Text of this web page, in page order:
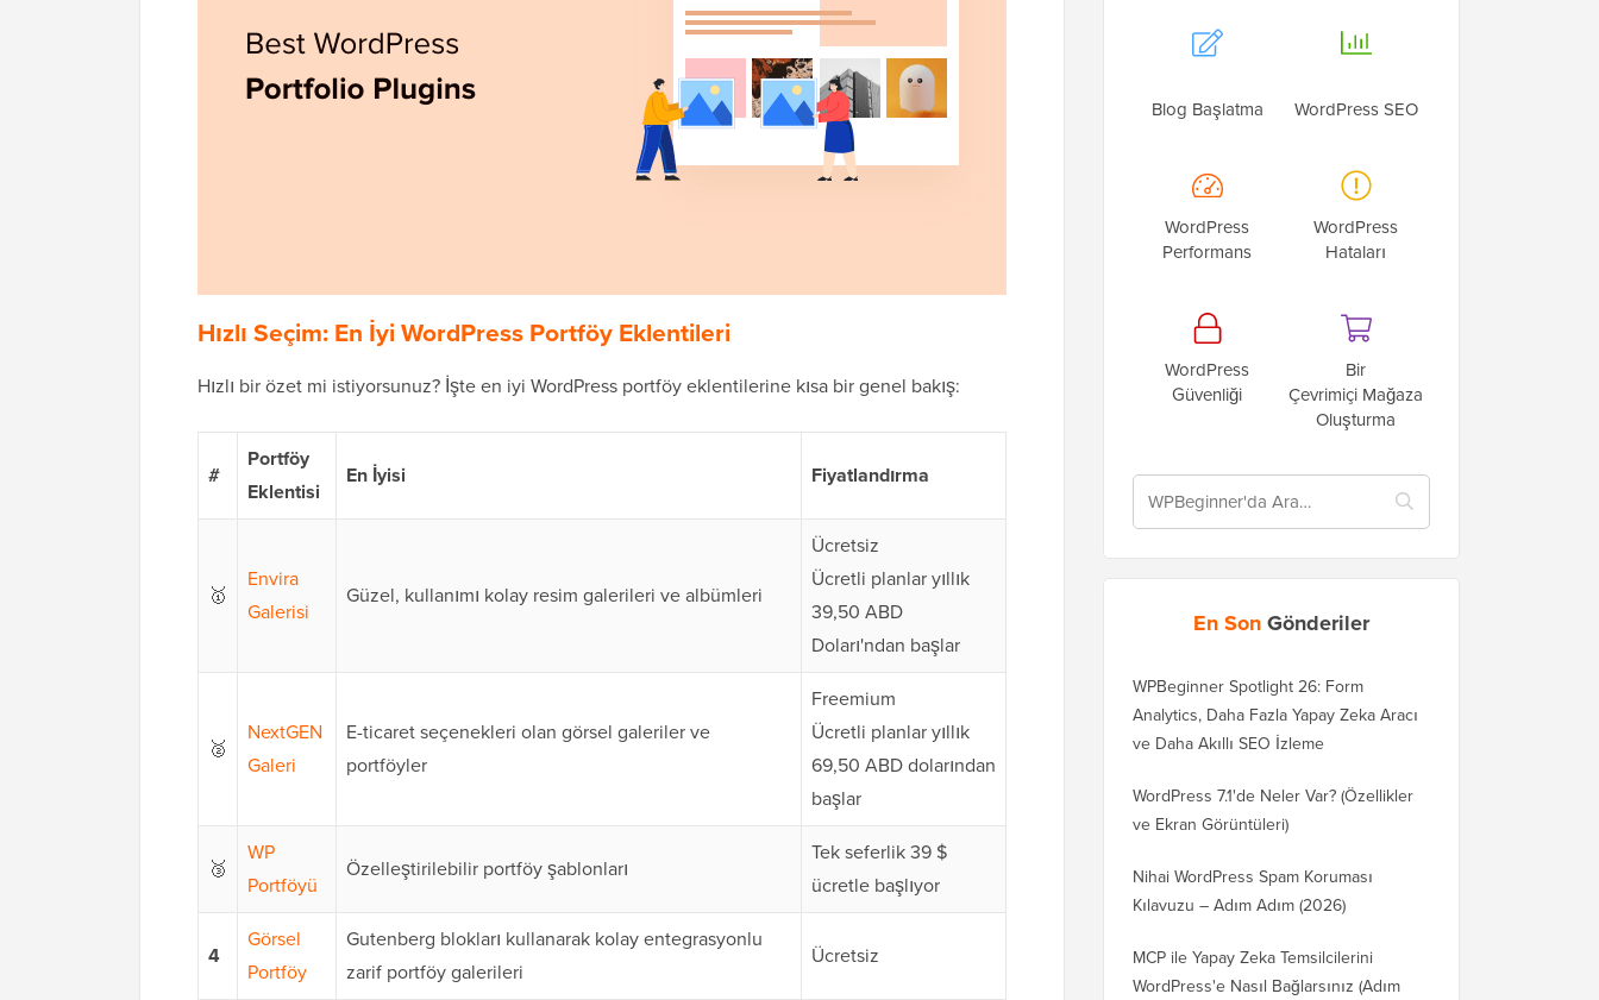
Hızlı Seçim: En İyi WordPress Portföy Eklentileri
Hızlı bir özet mi istiyorsunuz? İşte en iyi WordPress portföy eklentilerine kısa bir genel bakış:
#
Portföy
Eklentisi
En İyisi Fiyatlandırma
🥇
Envira
Galerisi
Güzel, kullanımı kolay resim galerileri ve albümleri
Ücretsiz
Ücretli planlar yıllık
39,50 ABD
Doları'ndan başlar
🥈
NextGEN
Galeri
E-ticaret seçenekleri olan görsel galeriler ve
portföyler
Freemium
Ücretli planlar yıllık
69,50 ABD dolarından
başlar
🥉
WP
Portföyü
Özelleştirilebilir portföy şablonları
Tek seferlik 39 $
ücretle başlıyor
4
Görsel
Portföy
Gutenberg blokları kullanarak kolay entegrasyonlu
zarif portföy galerileri
Ücretsiz
Blog Başlatma WordPress SEO
WordPress
Performans
WordPress
Hataları
WordPress
Güvenliği
Bir
Çevrimiçi Mağaza
Oluşturma
En SonGönderiler
WPBeginner Spotlight 26: Form
Analytics, Daha Fazla Yapay Zeka Aracı
ve Daha Akıllı SEO İzleme
WordPress 7.1'de Neler Var? (Özellikler
ve Ekran Görüntüleri)
Nihai WordPress Spam Koruması
Kılavuzu – Adım Adım (2026)
MCP ile Yapay Zeka Temsilcilerini
WordPress'e Nasıl Bağlarsınız (Adım